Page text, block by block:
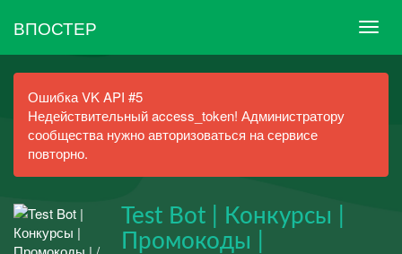
ВПОСТЕР
Ошибка VK API #5
Недействительный access_token! Администратору
сообщества нужно авторизоваться на сервисе
повторно.
Test Bot | Конкурсы |
Промокоды |